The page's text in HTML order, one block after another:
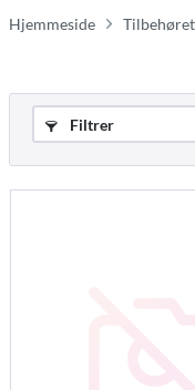
Hjemmeside Tilbehøret
Filtrer